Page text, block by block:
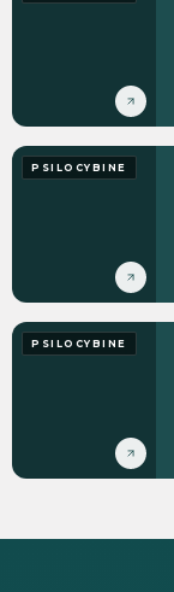
PSILOCYBINE
PSILOCYBINE